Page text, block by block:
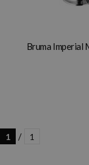
Bruma Imperial
1 / 1